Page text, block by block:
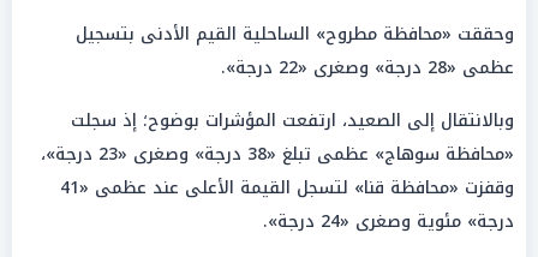
وحققت «محافظة مطروح» الساحلية القيم الأدنى بتسجيل
عظمى «28 درجة» وصغرى «22 درجة».
وبالانتقال إلى الصعيد، ارتفعت المؤشرات بوضوح؛ إذ سجلت
«محافظة سوهاج» عظمى تبلغ «38 درجة» وصغرى «23 درجة»،
وقفزت «محافظة قنا» لتسجل القيمة الأعلى عند عظمى «41
درجة» مئوية وصغرى «24 درجة».